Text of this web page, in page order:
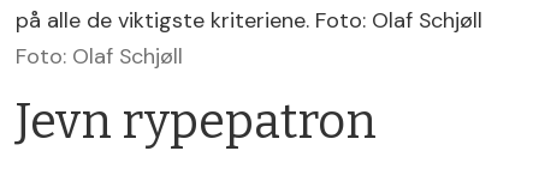
på alle de viktigste kriteriene. Foto: Olaf Schjøll
Foto: Olaf Schjøll
Jevn rypepatron